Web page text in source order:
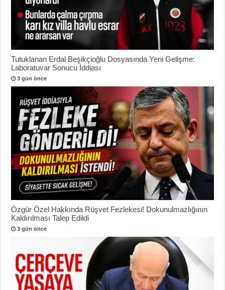
Tutuklanan Erdal Beşikçioğlu Dosyasında Yeni Gelişme:
Laboratuvar Sonucu İddiası
3 gün önce
Özgür Özel Hakkında Rüşvet Fezlekesi! Dokunulmazlığının
Kaldırılması Talep Edildi
3 gün önce